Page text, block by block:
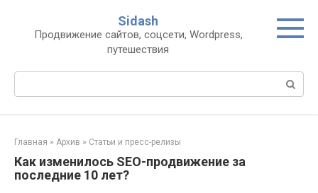
контенту
Sidash
Продвижение сайтов, соцсети, Wordpress,
путешествия
Главная » Архив » Статьи и пресс-релизы
Как изменилось SEO-продвижение за
последние 10 лет?